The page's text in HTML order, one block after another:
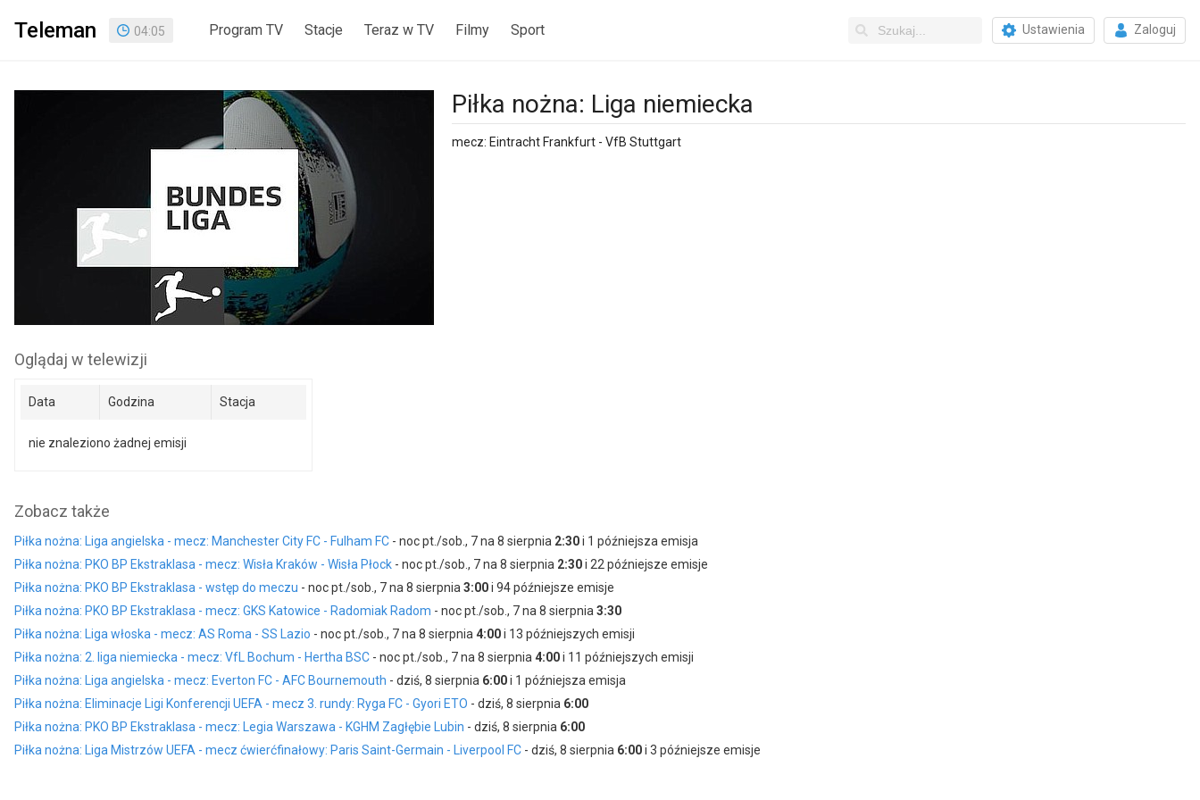
Teleman 04:05 Program TV Stacje Teraz w TV Filmy Sport Ustawienia Zaloguj
Piłka nożna: Liga niemiecka
mecz: Eintracht Frankfurt - VfB Stuttgart
Oglądaj w telewizji
Data Godzina Stacja
nie znaleziono żadnej emisji
Zobacz także
Piłka nożna: Liga angielska - mecz: Manchester City FC - Fulham FC - noc pt./sob., 7 na 8 sierpnia 2:30i 1 późniejsza emisja
Piłka nożna: PKO BP Ekstraklasa - mecz: Wisła Kraków - Wisła Płock - noc pt./sob., 7 na 8 sierpnia 2:30i 22 późniejsze emisje
Piłka nożna: PKO BP Ekstraklasa - wstęp do meczu - noc pt./sob., 7 na 8 sierpnia 3:00i 94 późniejsze emisje
Piłka nożna: PKO BP Ekstraklasa - mecz: GKS Katowice - Radomiak Radom - noc pt./sob., 7 na 8 sierpnia 3:30
Piłka nożna: Liga włoska - mecz: AS Roma - SS Lazio - noc pt./sob., 7 na 8 sierpnia 4:00i 13 późniejszych emisji
Piłka nożna: 2. liga niemiecka - mecz: VfL Bochum - Hertha BSC - noc pt./sob., 7 na 8 sierpnia 4:00i 11 późniejszych emisji
Piłka nożna: Liga angielska - mecz: Everton FC - AFC Bournemouth - dziś, 8 sierpnia 6:00i 1 późniejsza emisja
Piłka nożna: Eliminacje Ligi Konferencji UEFA - mecz 3. rundy: Ryga FC - Gyori ETO - dziś, 8 sierpnia 6:00
Piłka nożna: PKO BP Ekstraklasa - mecz: Legia Warszawa - KGHM Zagłębie Lubin - dziś, 8 sierpnia 6:00
Piłka nożna: Liga Mistrzów UEFA - mecz ćwierćfinałowy: Paris Saint-Germain - Liverpool FC - dziś, 8 sierpnia 6:00i 3 późniejsze emisje